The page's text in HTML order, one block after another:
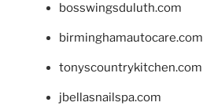
bosswingsduluth.com
birminghamautocare.com
tonyscountrykitchen.com
jbellasnailspa.com